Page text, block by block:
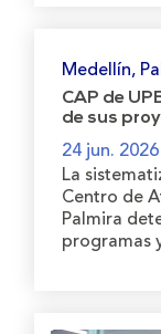
Medellín,
CAP de
de sus
24 jun. 2026
La
Centro de
Palmira
programas